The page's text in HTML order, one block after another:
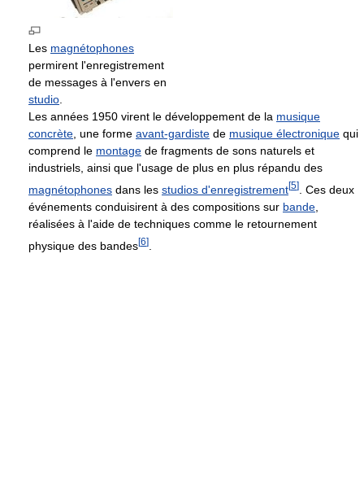
Les magnétophones
permirent l'enregistrement
de messages à l'envers en
studio
Les années 1950 virent le développement de la musique
concrète , une forme avant-gardiste de musique électronique qui
comprend le montage de fragments de sons naturels et
industriels, ainsi que l'usage de plus en plus répandu des
magnétophones dans les studios d'enregistrement[5]
. Ces deux
événements conduisirent à des compositions sur bande
réalisées à l'aide de techniques comme le retournement
physique des bandes[6]